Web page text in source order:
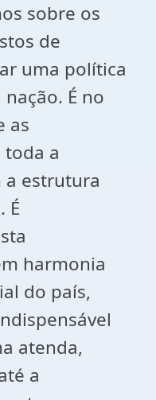
sobre os
de
uma política
É no
as
a
a estrutura
É
harmonia
do país,
atenda,
a